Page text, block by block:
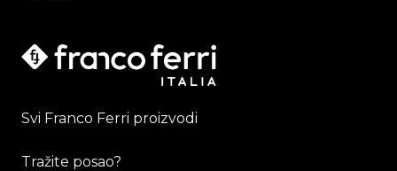
Svi Franco Ferri proizvodi
Tražite posao?